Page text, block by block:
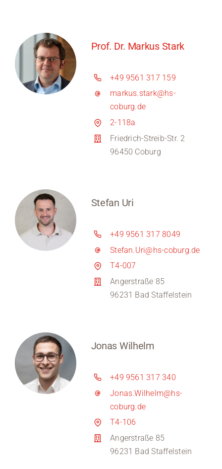
Prof. Dr. Markus Stark
+49 9561 317 159
markus.stark@hs-
coburg.de
2-118a
Friedrich-Streib-Str. 2
96450 Coburg
Stefan Uri
+49 9561 317 8049
Stefan.Uri@hs-coburg.de
T4-007
Angerstraße 85
96231 Bad Staffelstein
Jonas Wilhelm
+49 9561 317 340
Jonas.Wilhelm@hs-
coburg.de
T4-106
Angerstraße 85
96231 Bad Staffelstein